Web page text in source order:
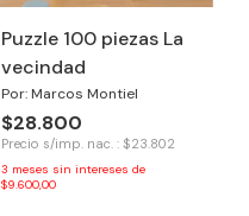
Puzzle 100 piezas La
vecindad
Por: Marcos Montiel
$28.800
Precio s/imp. nac. : $23.802
3 meses sin intereses de
$9.600,00